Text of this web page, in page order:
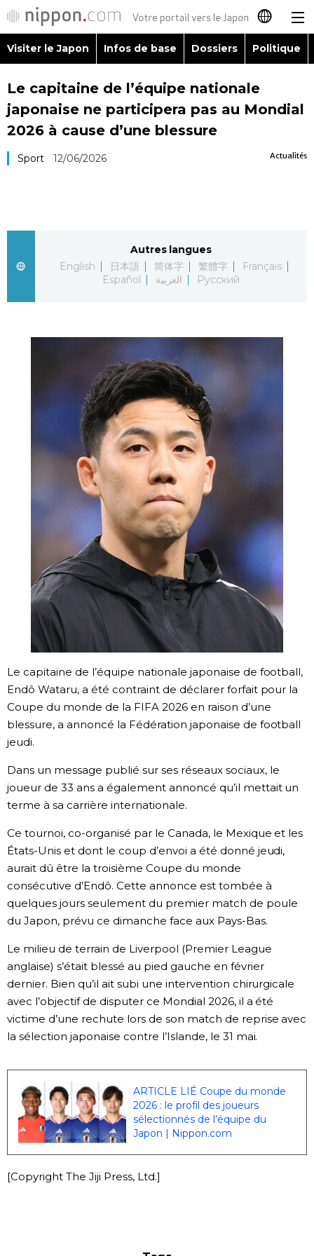
日本語
English
Русский
Visiter le Japon
Société
Gastronomie
Le japonais
Séries
Personnages
Chroniques
Images
Tokyo
official SNS
Visiter le Japon Infos de base Dossiers Politique
Le capitaine de l’équipe nationale
japonaise ne participera pas au Mondial
2026 à cause d’une blessure
Actualités
Sport 12/06/2026
Autres langues
English
日本語 简体字 繁體字
Français
Español
العربية Русский
Le capitaine de l’équipe nationale japonaise de football,
Endô Wataru, a été contraint de déclarer forfait pour la
Coupe du monde de la FIFA 2026 en raison d’une
blessure, a annoncé la Fédération japonaise de football
jeudi.
Dans un message publié sur ses réseaux sociaux, le
joueur de 33 ans a également annoncé qu’il mettait un
terme à sa carrière internationale.
Ce tournoi, co-organisé par le Canada, le Mexique et les
États-Unis et dont le coup d’envoi a été donné jeudi,
aurait dû être la troisième Coupe du monde
consécutive d’Endô. Cette annonce est tombée à
quelques jours seulement du premier match de poule
du Japon, prévu ce dimanche face aux Pays-Bas.
Le milieu de terrain de Liverpool (Premier League
anglaise) s’était blessé au pied gauche en février
dernier. Bien qu’il ait subi une intervention chirurgicale
avec l’objectif de disputer ce Mondial 2026, il a été
victime d’une rechute lors de son match de reprise avec
la sélection japonaise contre l’Islande, le 31 mai.
ARTICLE LIÉ Coupe du monde
2026 : le profil des joueurs
sélectionnés de l’équipe du
Japon | Nippon.com
[Copyright The Jiji Press, Ltd.]